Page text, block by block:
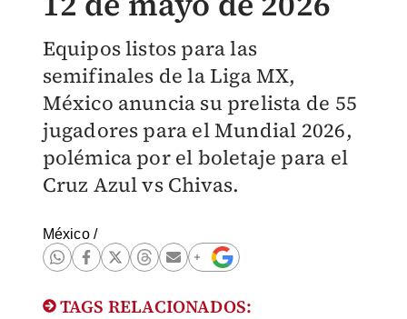
Equipos listos para las
semifinales de la Liga MX,
México anuncia su prelista de 55
jugadores para el Mundial 2026,
polémica por el boletaje para el
Cruz Azul vs Chivas.
México/
TAGS RELACIONADOS: